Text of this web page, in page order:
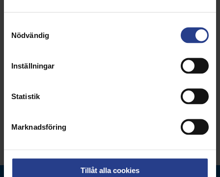
Nödvändig
Inställningar
Statistik
Marknadsföring
Tillåt alla cookies
Kategorier: